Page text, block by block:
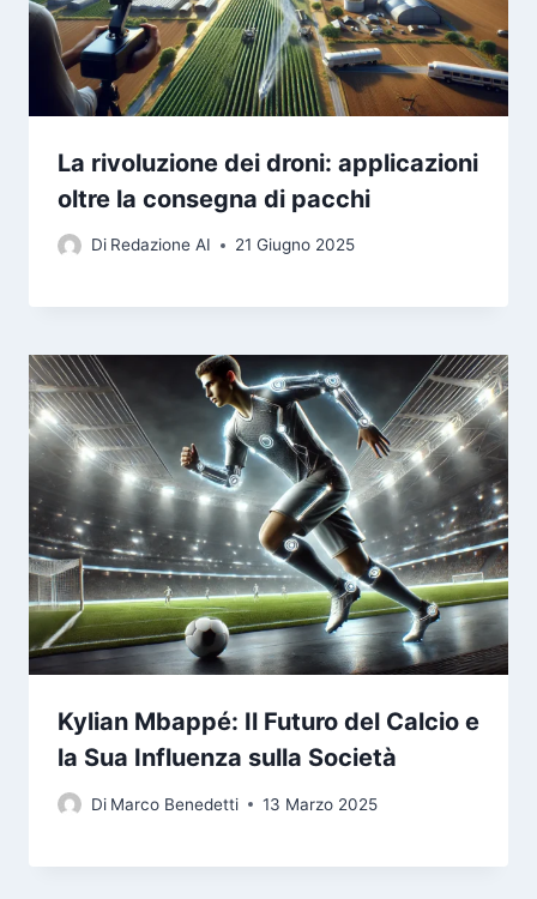
La rivoluzione dei droni: applicazioni
oltre la consegna di pacchi
Di Redazione AI 21 Giugno 2025
Kylian Mbappé: Il Futuro del Calcio e
la Sua Influenza sulla Società
Di Marco Benedetti 13 Marzo 2025